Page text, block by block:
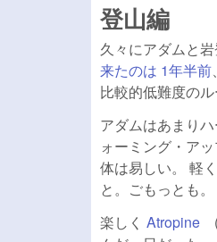
登山編
久々にアダムと
来たのは 1年半前
比較的低難度の
アダムはあまり
ォーミング・ア
体は易しい。 軽
と。ごもっとも。
楽しく Atropine